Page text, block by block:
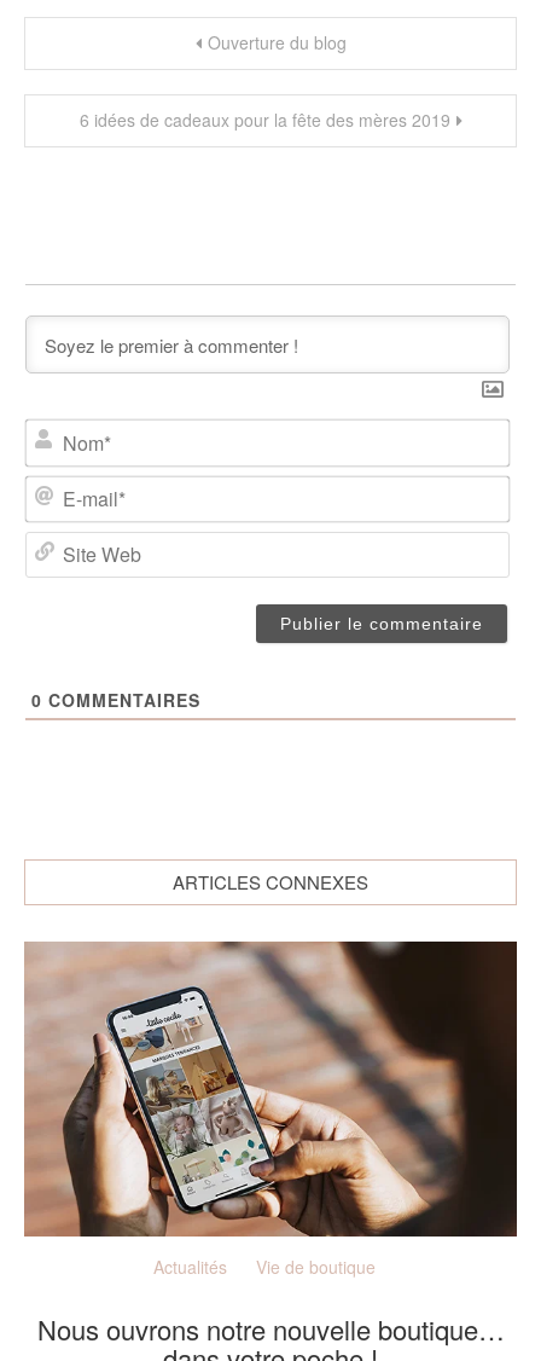
Navigation
de
l’article
Ouverture du blog
6 idées de cadeaux pour la fête des mères 2019
E-
0 COMMENTAIRES
ARTICLES CONNEXES
Actualités Vie de boutique
Nous ouvrons notre nouvelle boutique…